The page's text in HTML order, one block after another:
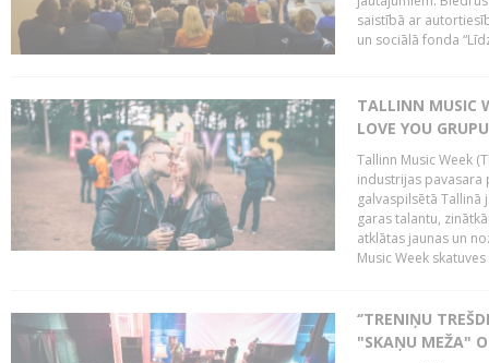
saistībā ar
un sociālā fonda
TALLINN MUSIC
LOVE YOU
Tallinn Music Week
industrijas pavasara
galvaspilsētā Tallinā
garas talantu,
atklātas jaunas un
Music Week
‘’TRENIŅU
"SKAŅU MEŽA"